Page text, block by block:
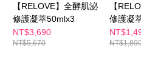
Sila ambil perhatian bahawa tempoh
bagaimanapun, bagi mereka yang
dan mendaftar sebagai ahli AFTEE
sehingga 45 hari.
萊爾富取貨付款
NT$100/pesanan |
【RELOVE】全酵肌泌
修護凝萃50mlx3
NT$3,690
NT$5,670
【
修護凝